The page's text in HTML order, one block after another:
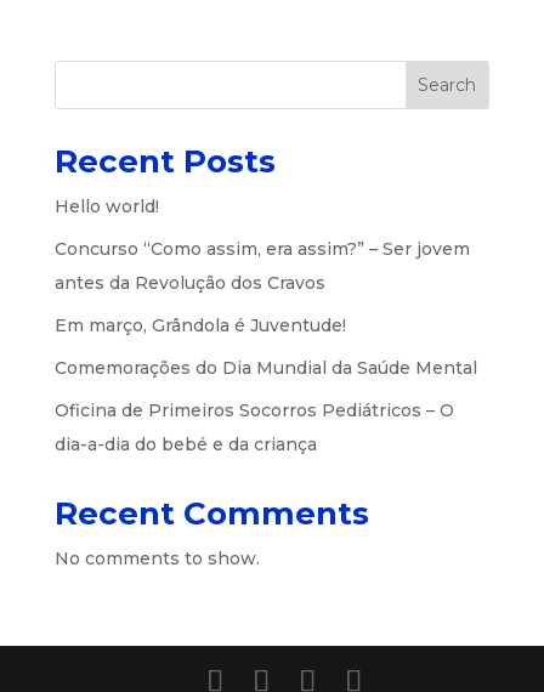
Search
Recent Posts
Hello world!
Concurso “Como assim, era assim?” – Ser jovem
antes da Revolução dos Cravos
Em março, Grândola é Juventude!
Comemorações do Dia Mundial da Saúde Mental
Oficina de Primeiros Socorros Pediátricos – O
dia-a-dia do bebé e da criança
Recent Comments
No comments to show.